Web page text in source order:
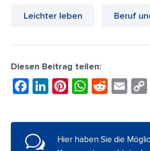
Leichter leben Beruf
Diesen Beitrag teilen:
F
c
e
Li
k
Pi
er
e
W
at
s
R
d
di
E
ai
l
w
Hier haben Sie die